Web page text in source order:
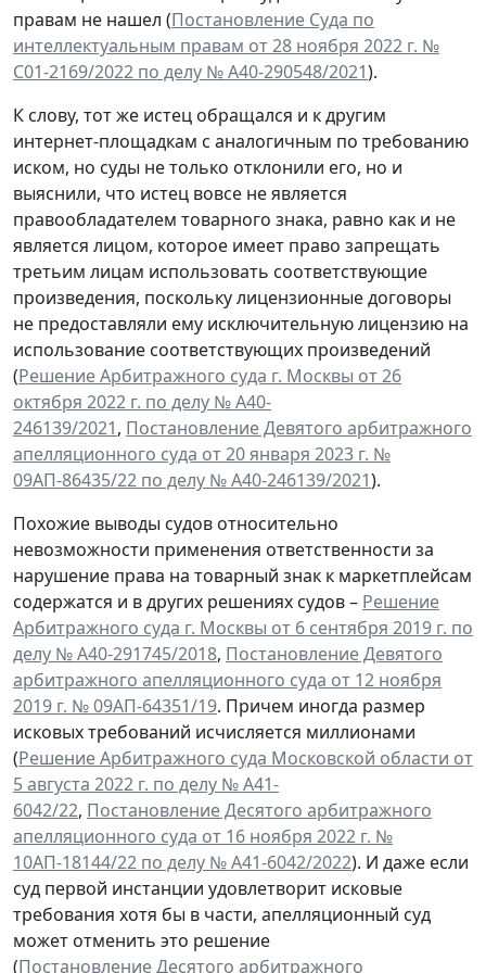
правам не нашел (Постановление Суда по
интеллектуальным правам от 28 ноября 2022 г. №
С01-2169/2022 по делу № А40-290548/2021).
К слову, тот же истец обращался и к другим
интернет-площадкам с аналогичным по требованию
иском, но суды не только отклонили его, но и
выяснили, что истец вовсе не является
правообладателем товарного знака, равно как и не
является лицом, которое имеет право запрещать
третьим лицам использовать соответствующие
произведения, поскольку лицензионные договоры
не предоставляли ему исключительную лицензию на
использование соответствующих произведений
(Решение Арбитражного суда г. Москвы от 26
октября 2022 г. по делу № А40-
246139/2021, Постановление Девятого арбитражного
апелляционного суда от 20 января 2023 г. №
09АП-86435/22 по делу № А40-246139/2021).
Похожие выводы судов относительно
невозможности применения ответственности за
нарушение права на товарный знак к маркетплейсам
содержатся и в других решениях судов – Решение
Арбитражного суда г. Москвы от 6 сентября 2019 г. по
делу № А40-291745/2018, Постановление Девятого
арбитражного апелляционного суда от 12 ноября
2019 г. № 09АП-64351/19. Причем иногда размер
исковых требований исчисляется миллионами
(Решение Арбитражного суда Московской области от
5 августа 2022 г. по делу № А41-
6042/22, Постановление Десятого арбитражного
апелляционного суда от 16 ноября 2022 г. №
10АП-18144/22 по делу № А41-6042/2022). И даже если
суд первой инстанции удовлетворит исковые
требования хотя бы в части, апелляционный суд
может отменить это решение
(Постановление Десятого арбитражного